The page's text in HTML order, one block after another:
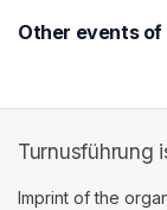
Other events of
Turnusführung
Imprint of the